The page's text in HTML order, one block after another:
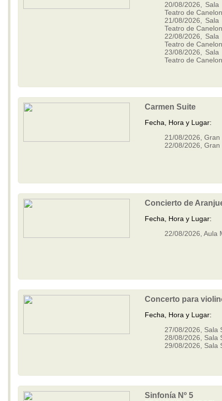
20/08/2026,
Teatro de
21/08/2026,
Teatro de
22/08/2026,
Teatro de
23/08/2026,
Teatro de
Carmen Suite
Fecha, Hora y Lugar:
21/08/2026, Gran
22/08/2026, Gran
Concierto de
Fecha, Hora y Lugar:
22/08/2026, Aula
Concerto para
Fecha, Hora y Lugar:
27/08/2026, Sala
28/08/2026, Sala
29/08/2026, Sala
Sinfonía Nº 5